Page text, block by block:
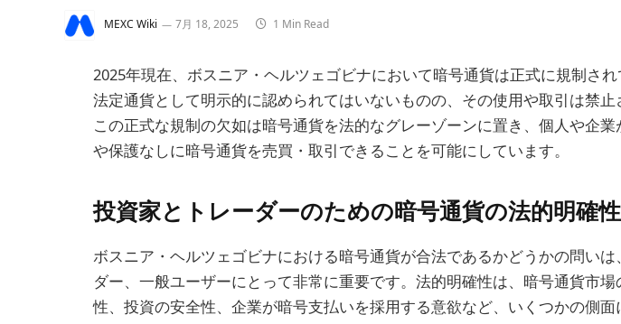
MEXC Wiki 7月 18, 2025 1 Min Read
2025年現在、ボスニア・ヘルツェゴビナにおいて暗号通貨は正式に規制さ
法定通貨として明示的に認められてはいないものの、その使用や取引は禁止
この正式な規制の欠如は暗号通貨を法的なグレーゾーンに置き、個人や企
や保護なしに暗号通貨を売買・取引できることを可能にしています。
投資家とトレーダーのための暗号通貨の法的明確
ボスニア・ヘルツェゴビナにおける暗号通貨が合法であるかどうかの問い
ダー、一般ユーザーにとって非常に重要です。法的明確性は、暗号通貨市
性、投資の安全性、企業が暗号支払いを採用する意欲など、いくつかの側面